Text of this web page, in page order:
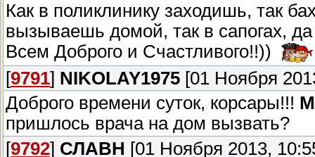
Как в поликлинику заходишь, так
вызываешь домой, так в сапогах, да
Всем Доброго и Счастливого!!))
[9791] NIKOLAY1975 [01 Ноября
Доброго времени суток, корсары!!!
пришлось врача на дом вызвать?
[9792] СЛАВН [01 Ноября 2013,